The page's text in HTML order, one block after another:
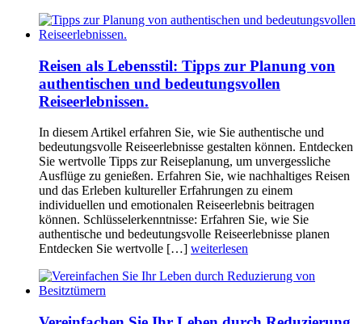
Reisen als Lebensstil: Tipps zur Planung von
authentischen und bedeutungsvollen
Reiseerlebnissen.
In diesem Artikel erfahren Sie, wie Sie authentische und
bedeutungsvolle Reiseerlebnisse gestalten können. Entdecken
Sie wertvolle Tipps zur Reiseplanung, um unvergessliche
Ausflüge zu genießen. Erfahren Sie, wie nachhaltiges Reisen
und das Erleben kultureller Erfahrungen zu einem
individuellen und emotionalen Reiseerlebnis beitragen
können. Schlüsselerkenntnisse: Erfahren Sie, wie Sie
authentische und bedeutungsvolle Reiseerlebnisse planen
Entdecken Sie wertvolle […] weiterlesen